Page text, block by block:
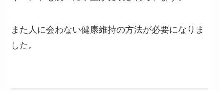
また人に会わない健康維持の方法が必要になりま
した。